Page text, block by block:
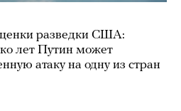
разведки США:
лет Путин может
атаку на одну из стран